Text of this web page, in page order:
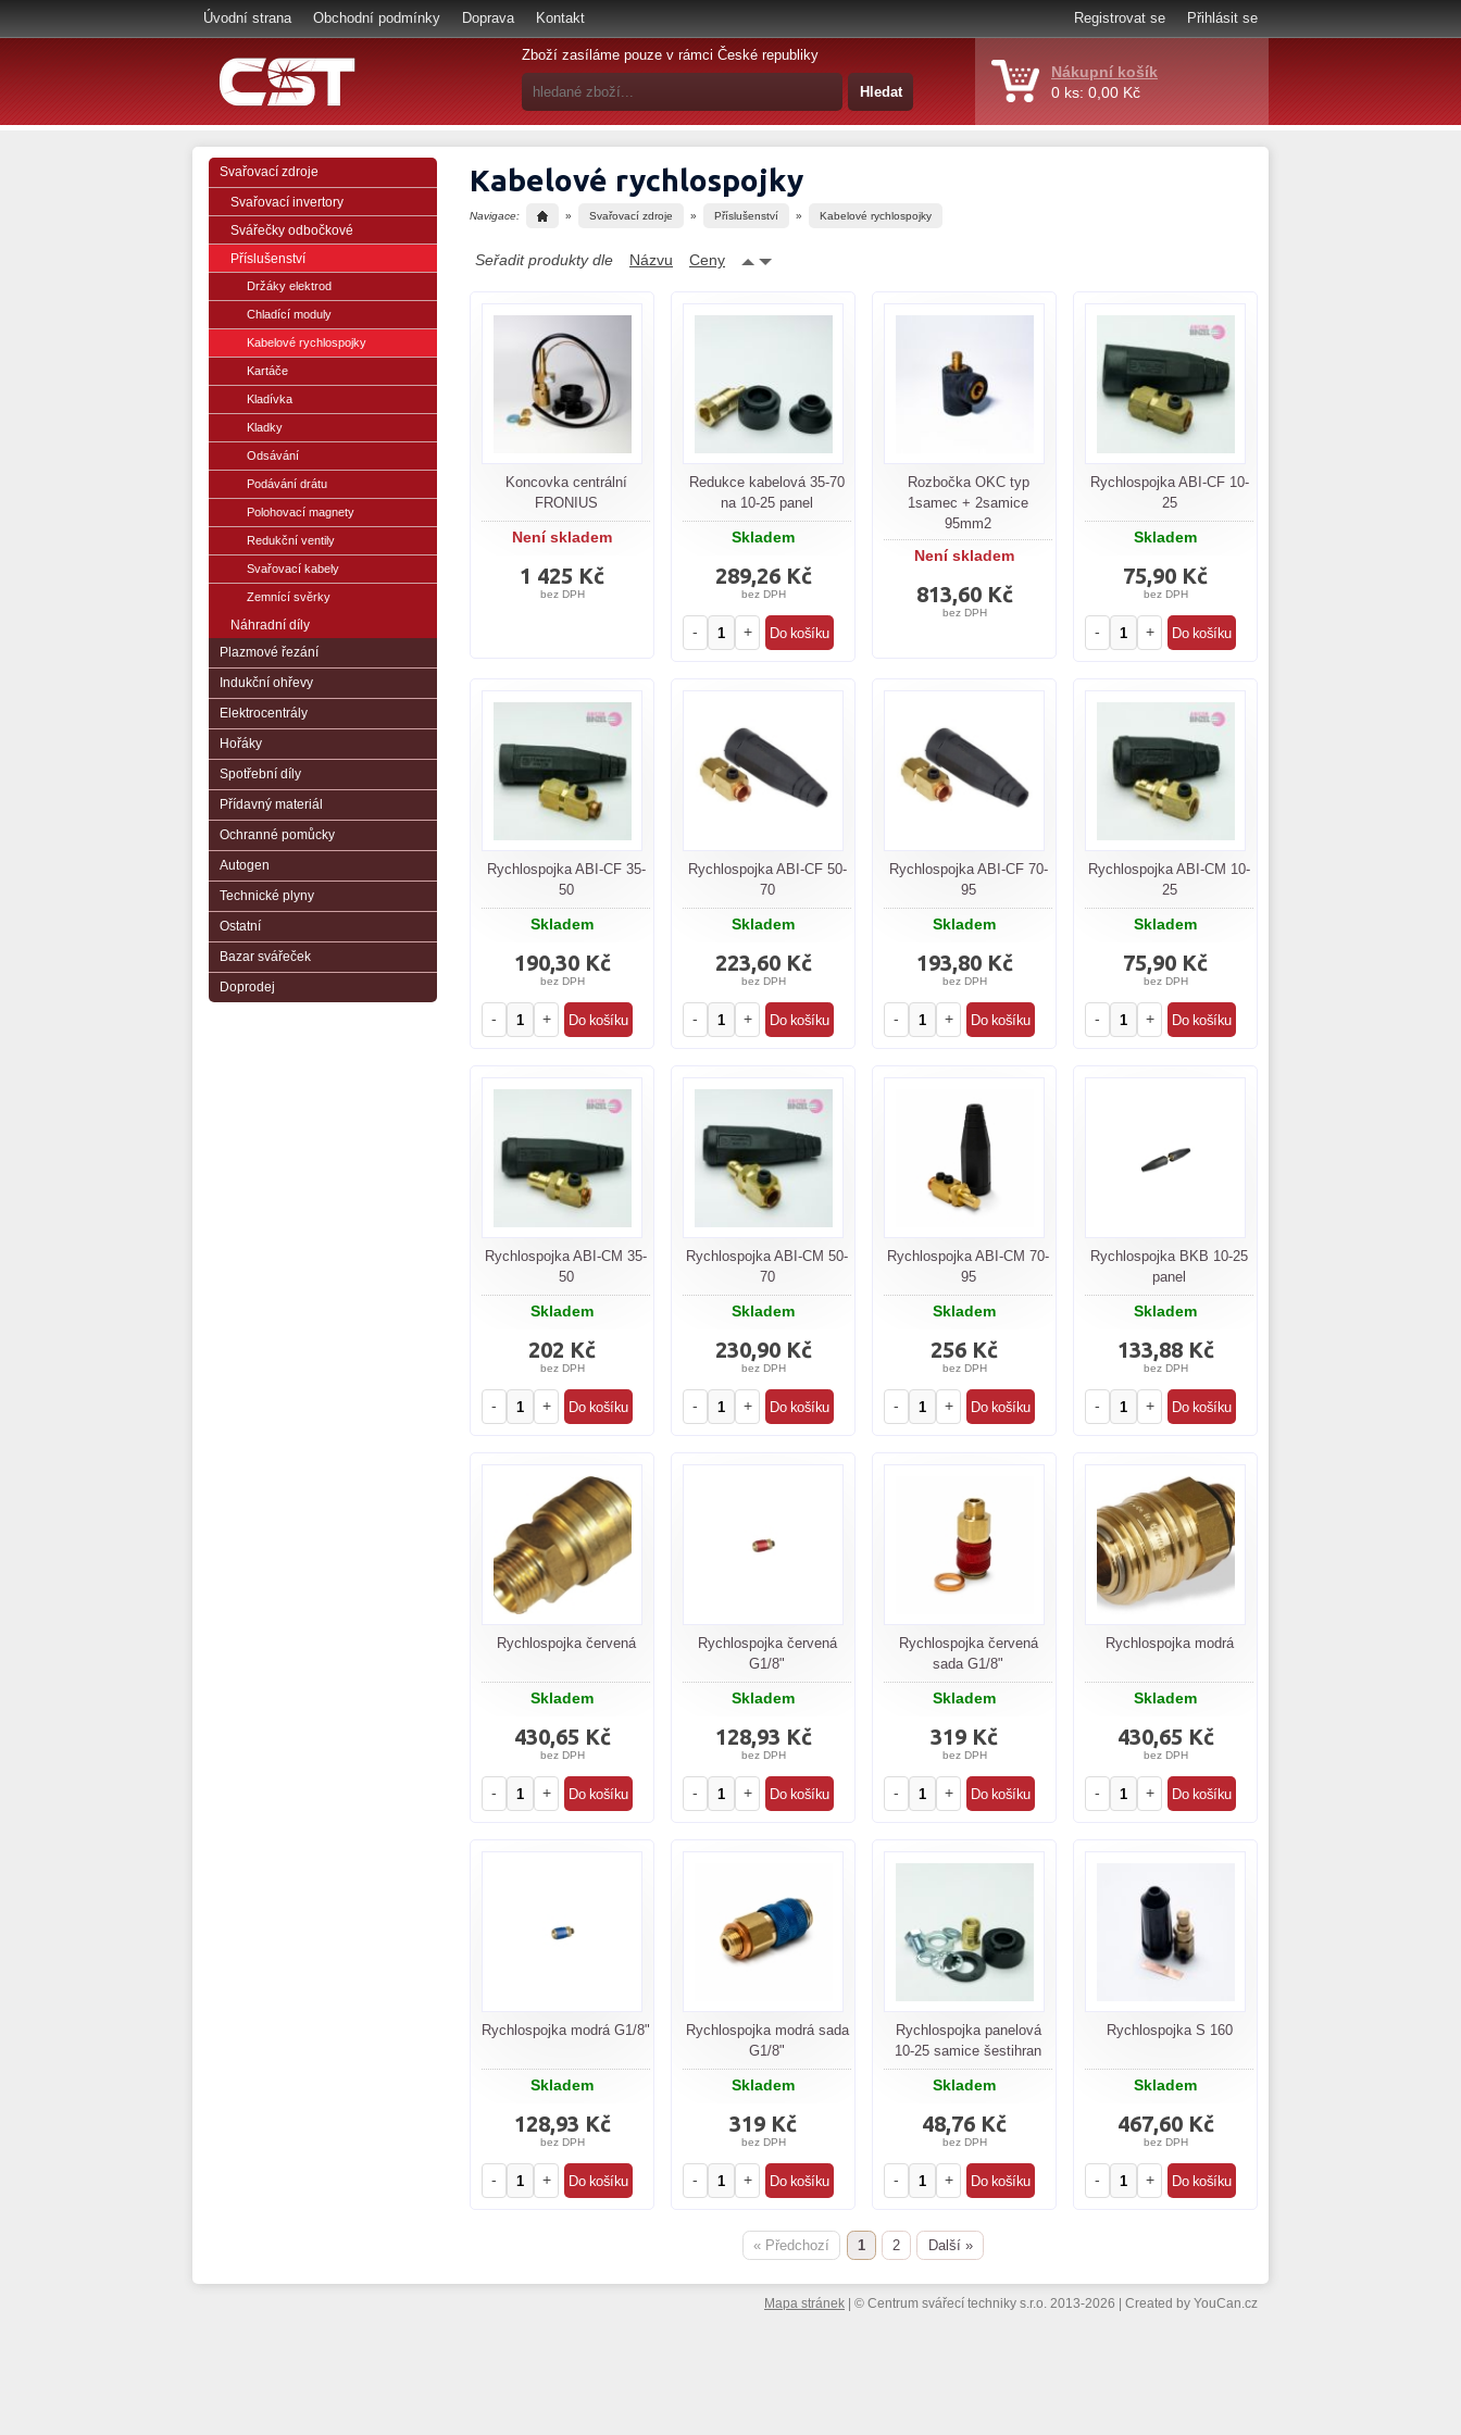
Úvodní strana Obchodní podmínky Doprava Kontakt Registrovat se Přihlásit se
Zboží zasíláme pouze v rámci České republiky
Nákupní košík
0 ks: 0,00 Kč
Svařovací zdroje
Svařovací invertory
Svářečky odbočkové
Příslušenství
Držáky elektrod
Chladící moduly
Kabelové rychlospojky
Kartáče
Kladívka
Kladky
Odsávání
Podávání drátu
Polohovací magnety
Redukční ventily
Svařovací kabely
Zemnící svěrky
Náhradní díly
Plazmové řezání
Indukční ohřevy
Elektrocentrály
Hořáky
Spotřební díly
Přídavný materiál
Ochranné pomůcky
Autogen
Technické plyny
Ostatní
Bazar svářeček
Doprodej
Kabelové rychlospojky
Navigace: » Svařovací zdroje » Příslušenství » Kabelové rychlospojky
Seřadit produkty dle Názvu Ceny
Koncovka centrální
FRONIUS
Není skladem
1 425 Kč
bez DPH
Redukce kabelová 35-70
na 10-25 panel
Skladem
289,26 Kč
bez DPH
- +
Rozbočka OKC typ
1samec + 2samice
95mm2
Není skladem
813,60 Kč
bez DPH
Rychlospojka ABI-CF 10-
25
Skladem
75,90 Kč
bez DPH
- +
Rychlospojka ABI-CF 35-
50
Skladem
190,30 Kč
bez DPH
- +
Rychlospojka ABI-CF 50-
70
Skladem
223,60 Kč
bez DPH
- +
Rychlospojka ABI-CF 70-
95
Skladem
193,80 Kč
bez DPH
- +
Rychlospojka ABI-CM 10-
25
Skladem
75,90 Kč
bez DPH
- +
Rychlospojka ABI-CM 35-
50
Skladem
202 Kč
bez DPH
- +
Rychlospojka ABI-CM 50-
70
Skladem
230,90 Kč
bez DPH
- +
Rychlospojka ABI-CM 70-
95
Skladem
256 Kč
bez DPH
- +
Rychlospojka BKB 10-25
panel
Skladem
133,88 Kč
bez DPH
- +
Rychlospojka červená
Skladem
430,65 Kč
bez DPH
- +
Rychlospojka červená
G1/8"
Skladem
128,93 Kč
bez DPH
- +
Rychlospojka červená
sada G1/8"
Skladem
319 Kč
bez DPH
- +
Rychlospojka modrá
Skladem
430,65 Kč
bez DPH
- +
Rychlospojka modrá G1/8"
Skladem
128,93 Kč
bez DPH
- +
Rychlospojka modrá sada
G1/8"
Skladem
319 Kč
bez DPH
- +
Rychlospojka panelová
10-25 samice šestihran
Skladem
48,76 Kč
bez DPH
- +
Rychlospojka S 160
Skladem
467,60 Kč
bez DPH
- +
« Předchozí 1 2 Další »
Mapa stránek | © Centrum svářecí techniky s.r.o. 2013-2026 | Created by YouCan.cz